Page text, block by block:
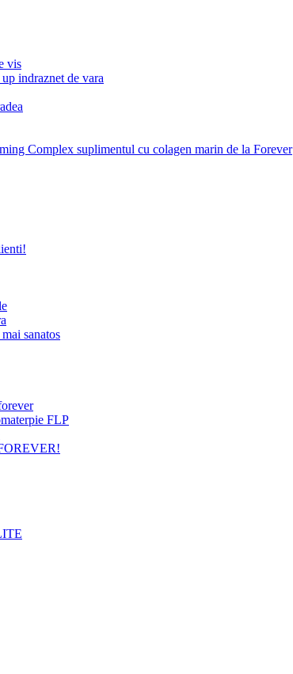
vis
indraznet de vara
Complex suplimentul cu colagen marin de la Forever
sanatos
FLP